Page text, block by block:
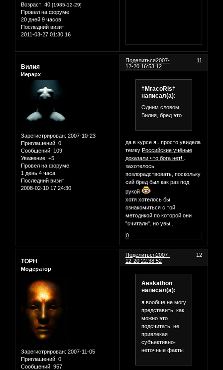
Возраст: 40 [1985-12-29]
Провел на форуме:
20 дней 9 часов
Последний визит:
2011-03-27 01:30:16
Поделиться 11
2007-
12-20 16:53:12
Вилия
Иерарх
Зарегистрирован: 2007-10-23
Приглашений: 0
Сообщений: 109
Уважение: +5
Провел на форуме:
1 день 4 часа
Последний визит:
2008-02-10 17:24:30
†MracoRis†
написал(а):
Одним словом,
Вилия, бред это
да в курсе я.. просто увидела
темку Российские учёные
доказали что бога нет! ..
захотелось
позлорадствовать, поскольку
сий бред был как раз под
рукой
хотя хотелось бы
ознакомиться с той
методикой по которой они
"считали"..но увы..
0
Поделиться 12
2007-
12-20 22:38:52
ТОРН
Модератор
Зарегистрирован: 2007-11-05
Приглашений: 0
Сообщений: 957
Aeskathon
написал(а):
я вообще не могу
представить, как
можно это
подсчитать, не
привлекая
субъективно-
неточные факты